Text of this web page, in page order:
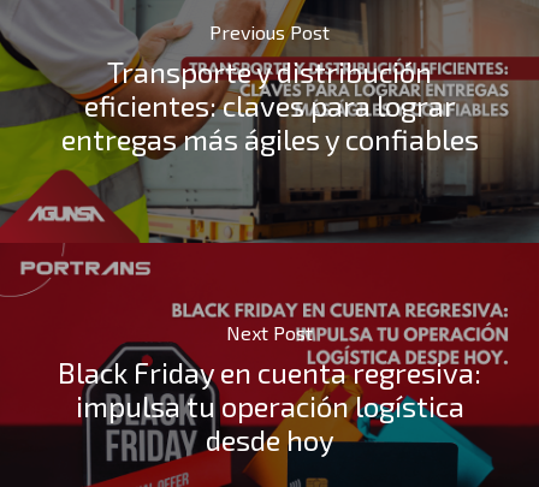
Previous Post
Transporte y distribución
eficientes: claves para lograr
entregas más ágiles y confiables
Next Post
Black Friday en cuenta regresiva:
impulsa tu operación logística
desde hoy